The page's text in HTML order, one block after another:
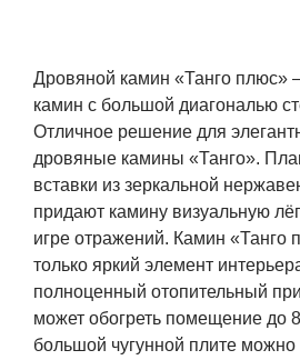
Дровяной камин «Танго плюс»
камин с большой диагональю
Отличное решение для
дровяные камины «Танго».
вставки из зеркальной
придают камину визуальную
игре отражений. Камин «Танго
только яркий элемент
полноценный отопительный
может обогреть помещение до
большой чугунной плите можно